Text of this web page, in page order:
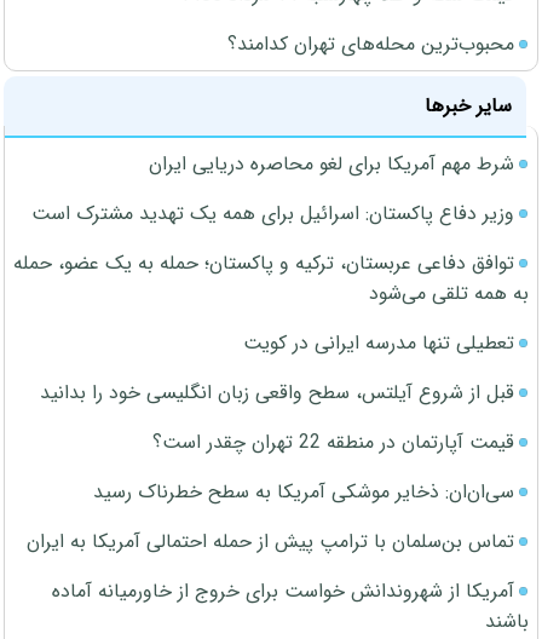
محبوب‌ترین محله‌های تهران کدامند؟
سایر خبرها
شرط مهم آمریکا برای لغو محاصره دریایی ایران
وزیر دفاع پاکستان: اسرائیل برای همه یک تهدید مشترک است
توافق دفاعی عربستان، ترکیه و پاکستان؛ حمله به یک عضو، حمله
به همه تلقی می‌شود
تعطیلی تنها مدرسه ایرانی در کویت
قبل از شروع آیلتس، سطح واقعی زبان انگلیسی خود را بدانید
قیمت آپارتمان در منطقه 22 تهران چقدر است؟
سی‌ان‌ان: ذخایر موشکی آمریکا به سطح خطرناک رسید
تماس بن‌سلمان با ترامپ پیش از حمله احتمالی آمریکا به ایران
آمریکا از شهروندانش خواست برای خروج از خاورمیانه آماده
باشند